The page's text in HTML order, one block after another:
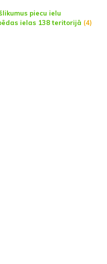
piecu ielu
ielas 138 teritorijā (4)